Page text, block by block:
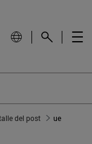
del post ue